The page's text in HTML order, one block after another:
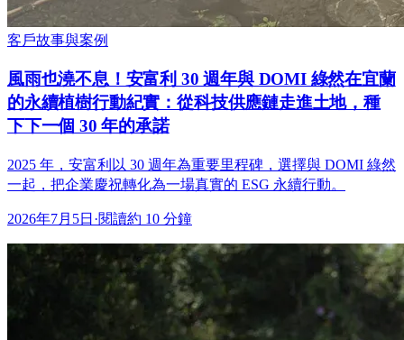
客戶故事與案例
風雨也澆不息！安富利 30 週年與 DOMI 綠然在宜蘭
的永續植樹行動紀實：從科技供應鏈走進土地，種
下下一個 30 年的承諾
2025 年，安富利以 30 週年為重要里程碑，選擇與 DOMI 綠然
一起，把企業慶祝轉化為一場真實的 ESG 永續行動。
2026年7月5日 ·閱讀約 10 分鐘